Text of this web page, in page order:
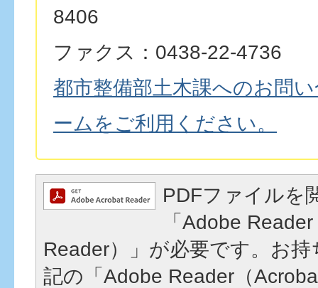
8406
ファクス：0438-22-4736
都市整備部土木課へのお問
ームをご利用ください。
PDFファイルを
「Adobe
Reader）」が必要です。お
記の「Adobe Reader（